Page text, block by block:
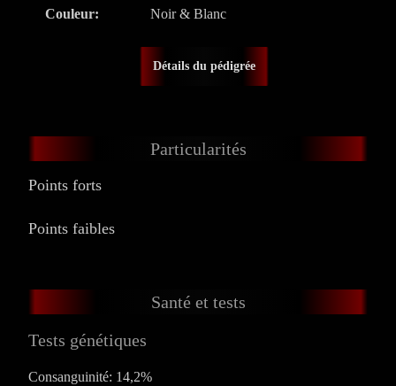
Couleur:
Noir & Blanc
Détails du pédigrée
Particularités
Points forts
Points faibles
Santé et tests
Tests génétiques
Consanguinité: 14,2%